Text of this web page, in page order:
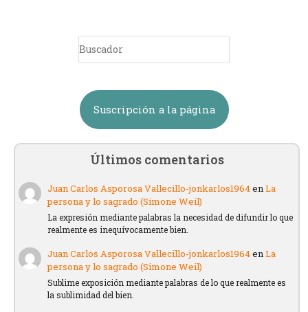
Suscripción a la página
Últimos comentarios
Juan Carlos Asporosa Vallecillo-jonkarlos1964enLa
persona y lo sagrado (Simone Weil)
La expresión mediante palabras la necesidad de difundir lo que
realmente es inequívocamente bien.
Juan Carlos Asporosa Vallecillo-jonkarlos1964enLa
persona y lo sagrado (Simone Weil)
Sublime exposición mediante palabras de lo que realmente es
la sublimidad del bien.